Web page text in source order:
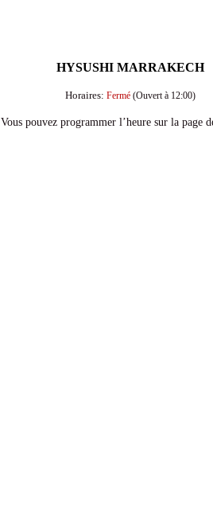
HYSUSHI MARRAKECH
Horaires: Fermé (Ouvert à 12:00)
Vous pouvez programmer l’heure sur la page